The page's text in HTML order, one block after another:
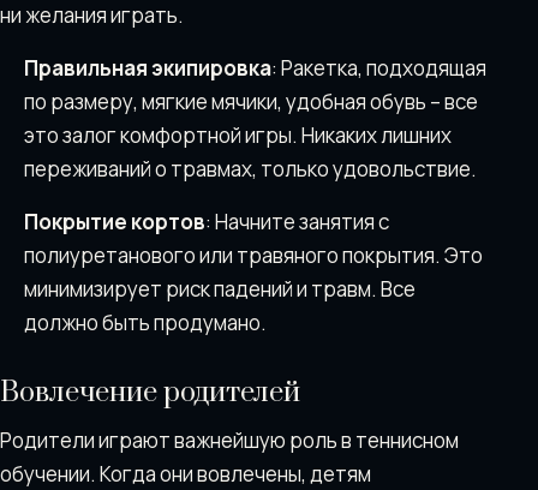
ни желания играть.
Правильная экипировка: Ракетка, подходящая
по размеру, мягкие мячики, удобная обувь – все
это залог комфортной игры. Никаких лишних
переживаний о травмах, только удовольствие.
Покрытие кортов: Начните занятия с
полиуретанового или травяного покрытия. Это
минимизирует риск падений и травм. Все
должно быть продумано.
Вовлечение родителей
Родители играют важнейшую роль в теннисном
обучении. Когда они вовлечены, детям